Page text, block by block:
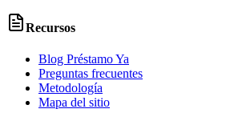
Recursos
Blog Préstamo Ya
Preguntas frecuentes
Metodología
Mapa del sitio